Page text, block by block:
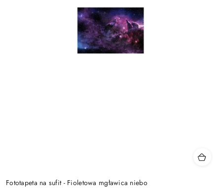
Fototapeta na sufit - Fioletowa mgławica niebo